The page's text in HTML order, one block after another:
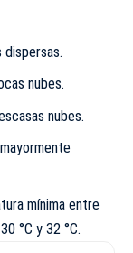
nubes.
nubes.
mínima entre
°C y 32 °C.